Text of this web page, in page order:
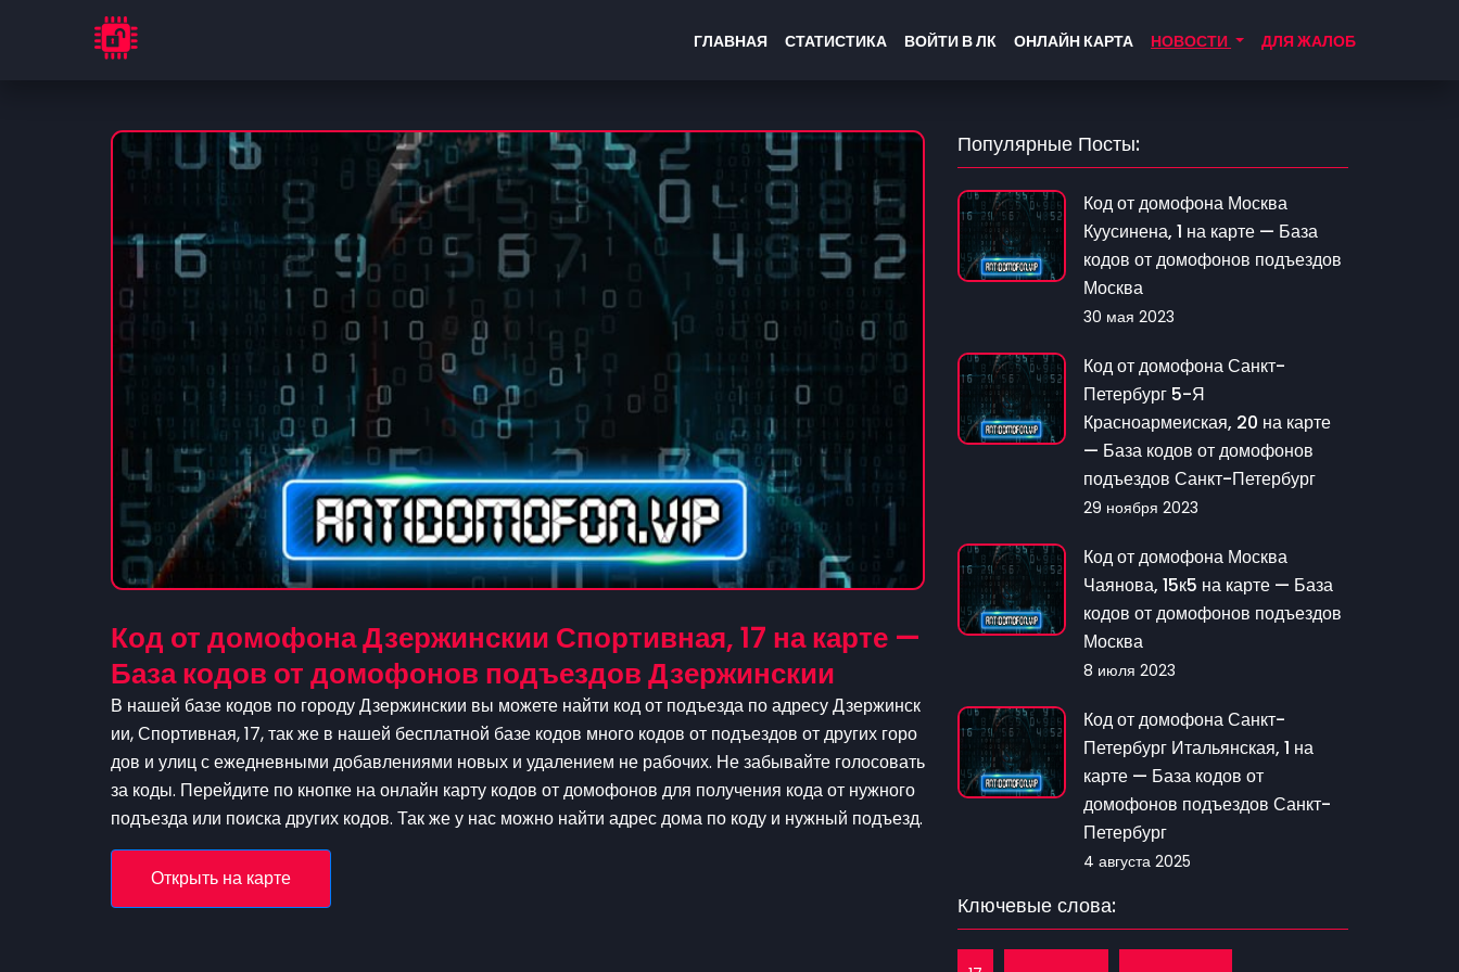
ГЛАВНАЯ СТАТИСТИКА ВОЙТИ В ЛК ОНЛАЙН КАРТА НОВОСТИ ДЛЯ ЖАЛОБ
Код от домофона Дзержинскии Спортивная, 17 на карте —
База кодов от домофонов подъездов Дзержинскии
В нашей базе кодов по городу Дзержинскии вы можете найти код от подъезда по адресу Дзержинск
ии, Спортивная, 17, так же в нашей бесплатной базе кодов много кодов от подъездов от других горо
дов и улиц с ежедневными добавлениями новых и удалением не рабочих. Не забывайте голосовать
за коды. Перейдите по кнопке на онлайн карту кодов от домофонов для получения кода от нужного
подъезда или поиска других кодов. Так же у нас можно найти адрес дома по коду и нужный подъезд.
Открыть на карте
Популярные Посты:
Код от домофона Москва
Куусинена, 1 на карте — База
кодов от домофонов подъездов
Москва
30 мая 2023
Код от домофона Санкт-
Петербург 5-Я
Красноармеиская, 20 на карте
— База кодов от домофонов
подъездов Санкт-Петербург
29 ноября 2023
Код от домофона Москва
Чаянова, 15к5 на карте — База
кодов от домофонов подъездов
Москва
8 июля 2023
Код от домофона Санкт-
Петербург Итальянская, 1 на
карте — База кодов от
домофонов подъездов Санкт-
Петербург
4 августа 2025
Ключевые слова: